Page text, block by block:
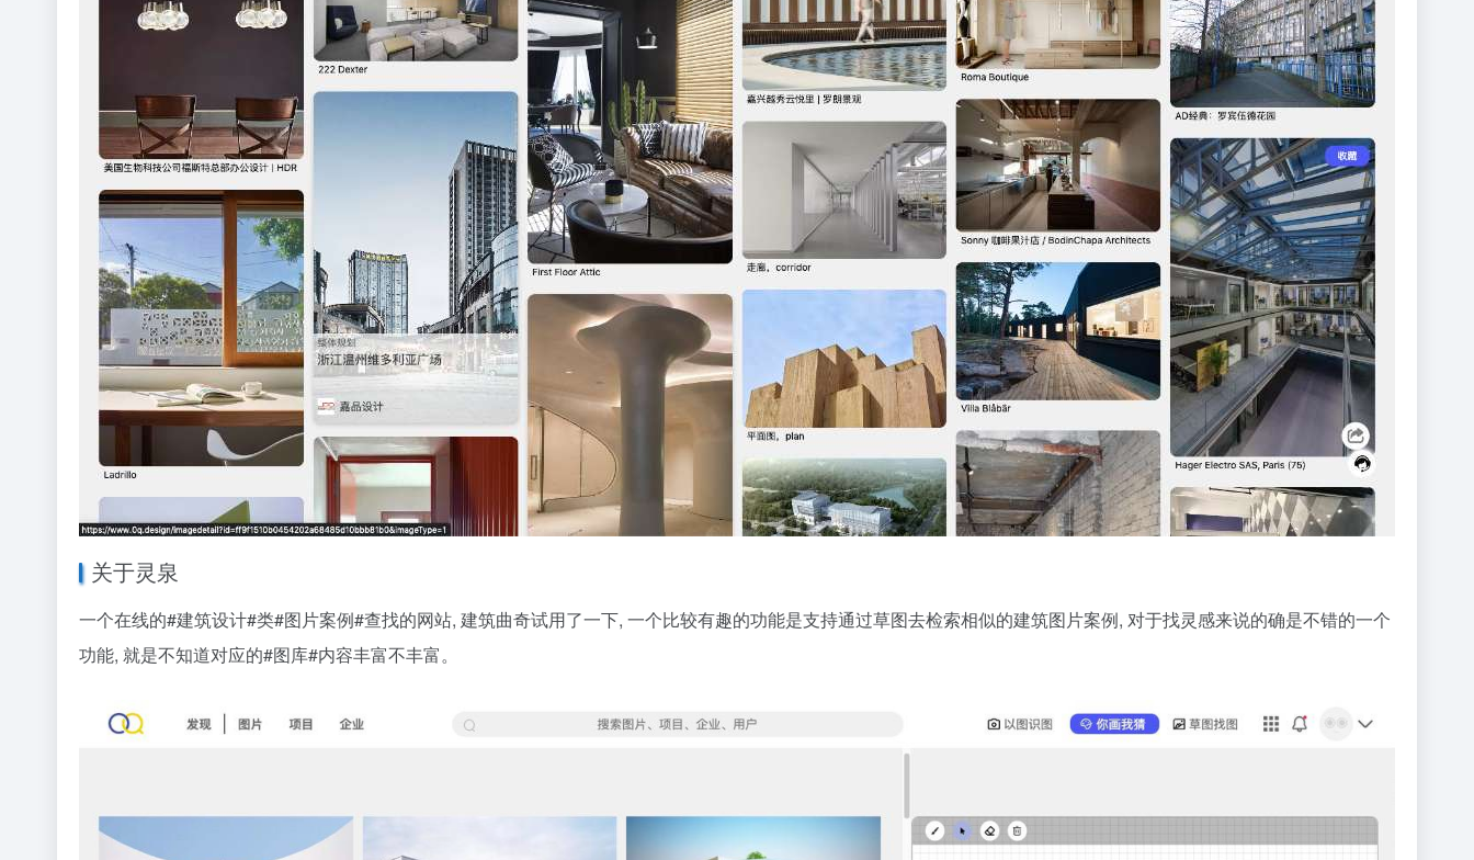
关于灵泉
一个在线的#建筑设计#类#图片案例#查找的网站, 建筑曲奇试用了一下, 一个比较有趣的功能是支持通过草图去检索相似的建筑图片案例, 对于找灵感来说的确是不错的一个
功能, 就是不知道对应的#图库#内容丰富不丰富。